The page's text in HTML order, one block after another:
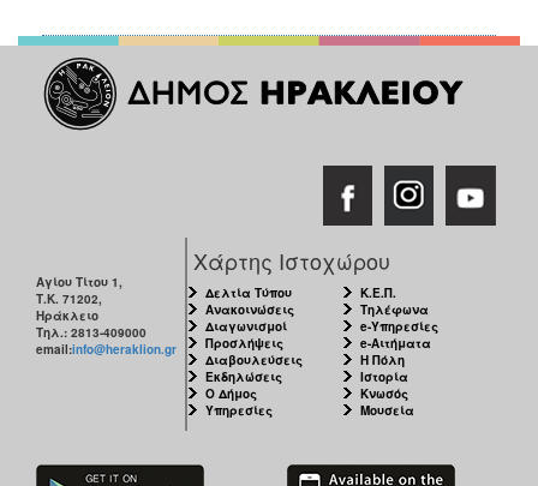
Αγίου Τίτου 1,
Τ.Κ. 71202,
Ηράκλειο
Τηλ.: 2813-409000
email:info@heraklion.gr
Χάρτης Ιστοχώρου
Δελτία Τύπου
Ανακοινώσεις
Διαγωνισμοί
Προσλήψεις
Διαβουλεύσεις
Εκδηλώσεις
Ο Δήμος
Υπηρεσίες
Κ.Ε.Π.
Τηλέφωνα
e-Υπηρεσίες
e-Αιτήματα
Η Πόλη
Ιστορία
Κνωσός
Μουσεία